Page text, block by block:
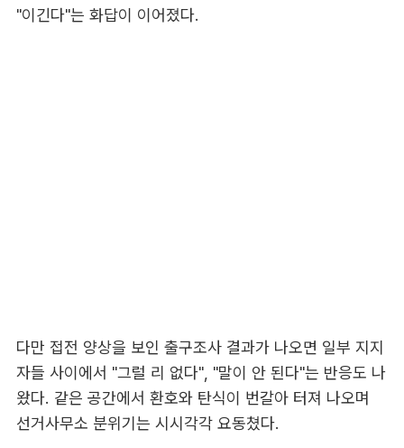
"이긴다"는 화답이 이어졌다.
다만 접전 양상을 보인 출구조사 결과가 나오면 일부 지지
자들 사이에서 "그럴 리 없다", "말이 안 된다"는 반응도 나
왔다. 같은 공간에서 환호와 탄식이 번갈아 터져 나오며
선거사무소 분위기는 시시각각 요동쳤다.